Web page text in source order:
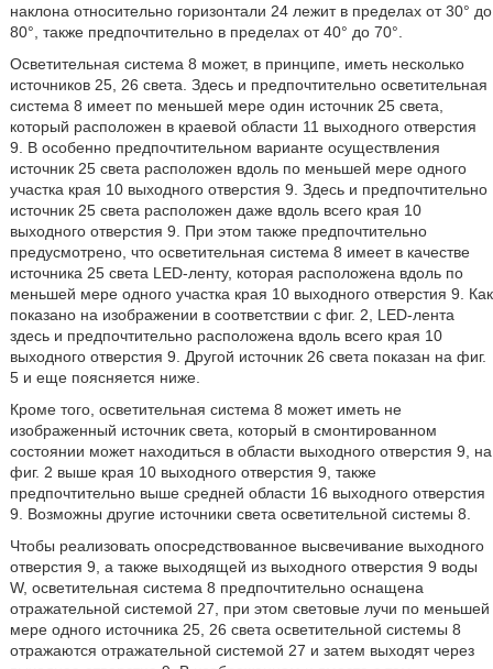
наклона относительно горизонтали 24 лежит в пределах от 30° до
80°, также предпочтительно в пределах от 40° до 70°.
Осветительная система 8 может, в принципе, иметь несколько
источников 25, 26 света. Здесь и предпочтительно осветительная
система 8 имеет по меньшей мере один источник 25 света,
который расположен в краевой области 11 выходного отверстия
9. В особенно предпочтительном варианте осуществления
источник 25 света расположен вдоль по меньшей мере одного
участка края 10 выходного отверстия 9. Здесь и предпочтительно
источник 25 света расположен даже вдоль всего края 10
выходного отверстия 9. При этом также предпочтительно
предусмотрено, что осветительная система 8 имеет в качестве
источника 25 света LED-ленту, которая расположена вдоль по
меньшей мере одного участка края 10 выходного отверстия 9. Как
показано на изображении в соответствии с фиг. 2, LED-лента
здесь и предпочтительно расположена вдоль всего края 10
выходного отверстия 9. Другой источник 26 света показан на фиг.
5 и еще поясняется ниже.
Кроме того, осветительная система 8 может иметь не
изображенный источник света, который в смонтированном
состоянии может находиться в области выходного отверстия 9, на
фиг. 2 выше края 10 выходного отверстия 9, также
предпочтительно выше средней области 16 выходного отверстия
9. Возможны другие источники света осветительной системы 8.
Чтобы реализовать опосредствованное высвечивание выходного
отверстия 9, а также выходящей из выходного отверстия 9 воды
W, осветительная система 8 предпочтительно оснащена
отражательной системой 27, при этом световые лучи по меньшей
мере одного источника 25, 26 света осветительной системы 8
отражаются отражательной системой 27 и затем выходят через